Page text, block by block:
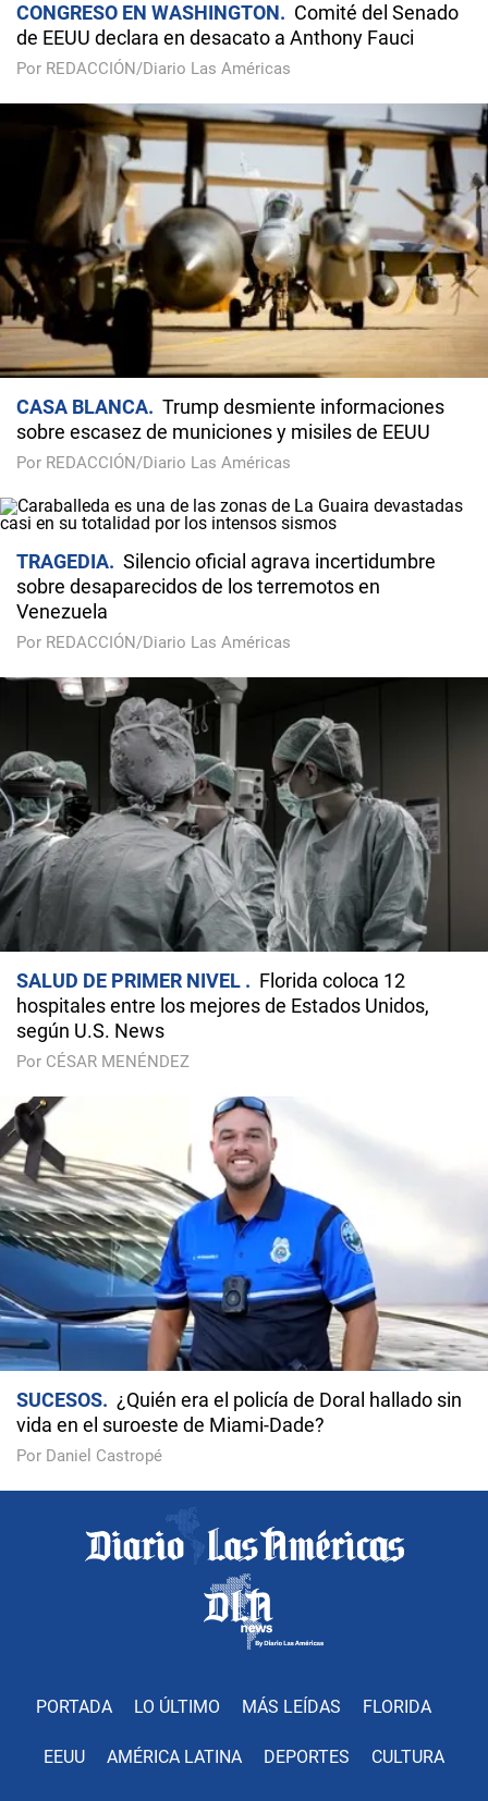
CONGRESO EN WASHINGTON
Comité del Senado
de EEUU declara en desacato a Anthony Fauci
Por REDACCIÓN/Diario Las Américas
CASA BLANCA
Trump desmiente informaciones
sobre escasez de municiones y misiles de EEUU
Por REDACCIÓN/Diario Las Américas
TRAGEDIA
Silencio oficial agrava incertidumbre
sobre desaparecidos de los terremotos en
Venezuela
Por REDACCIÓN/Diario Las Américas
SALUD DE PRIMER NIVEL
Florida coloca 12
hospitales entre los mejores de Estados Unidos,
según U.S. News
Por CÉSAR MENÉNDEZ
SUCESOS
¿Quién era el policía de Doral hallado sin
vida en el suroeste de Miami-Dade?
Por Daniel Castropé
PORTADA LO ÚLTIMO MÁS LEÍDAS FLORIDA
EEUU AMÉRICA LATINA DEPORTES CULTURA